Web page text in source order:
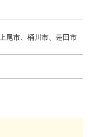
尾市、桶川市、蓮田市